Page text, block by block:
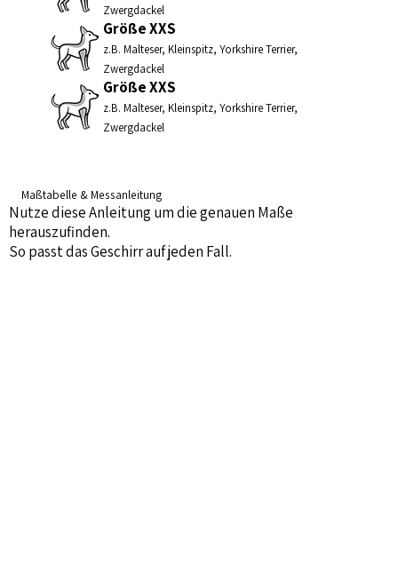
Zwergdackel
Größe XXS
z.B. Malteser, Kleinspitz, Yorkshire Terrier,
Zwergdackel
Größe XXS
z.B. Malteser, Kleinspitz, Yorkshire Terrier,
Zwergdackel
Maßtabelle & Messanleitung
Nutze diese Anleitung um die genauen Maße
herauszufinden.
So passt das Geschirr auf jeden Fall.